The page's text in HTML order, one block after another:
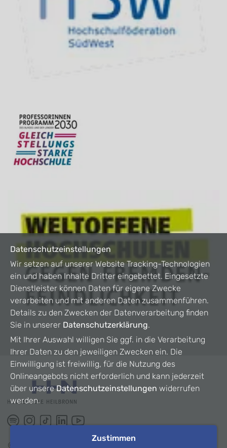
©
Datenschutzeinstellungen
Wir setzen auf unserer Website Tracking-Technologien
ein und haben Inhalte Dritter eingebettet. Eingesetzte
Dienstleister können Daten für eigene Zwecke
verarbeiten und mit anderen Daten zusammenführen.
Details zu den Zwecken der Datenverarbeitung finden
Sie in unserer Datenschutzerklärung.
Mit Ihrer Auswahl willigen Sie ggf. in die Verarbeitung
Ihrer Daten zu den jeweiligen Zwecken ein. Die
Einwilligung ist freiwillig, für die Nutzung des
Onlineangebots nicht erforderlich und kann jederzeit
über unsereDatenschutzeinstellungen widerrufen
werden.
Zustimmen